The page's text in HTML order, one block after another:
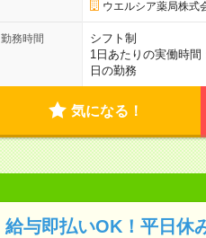
ウエルシア薬局株式
勤務時間
シフト制
1日あたりの実働時
日の勤務
気になる！
給与即払いOK！平日休